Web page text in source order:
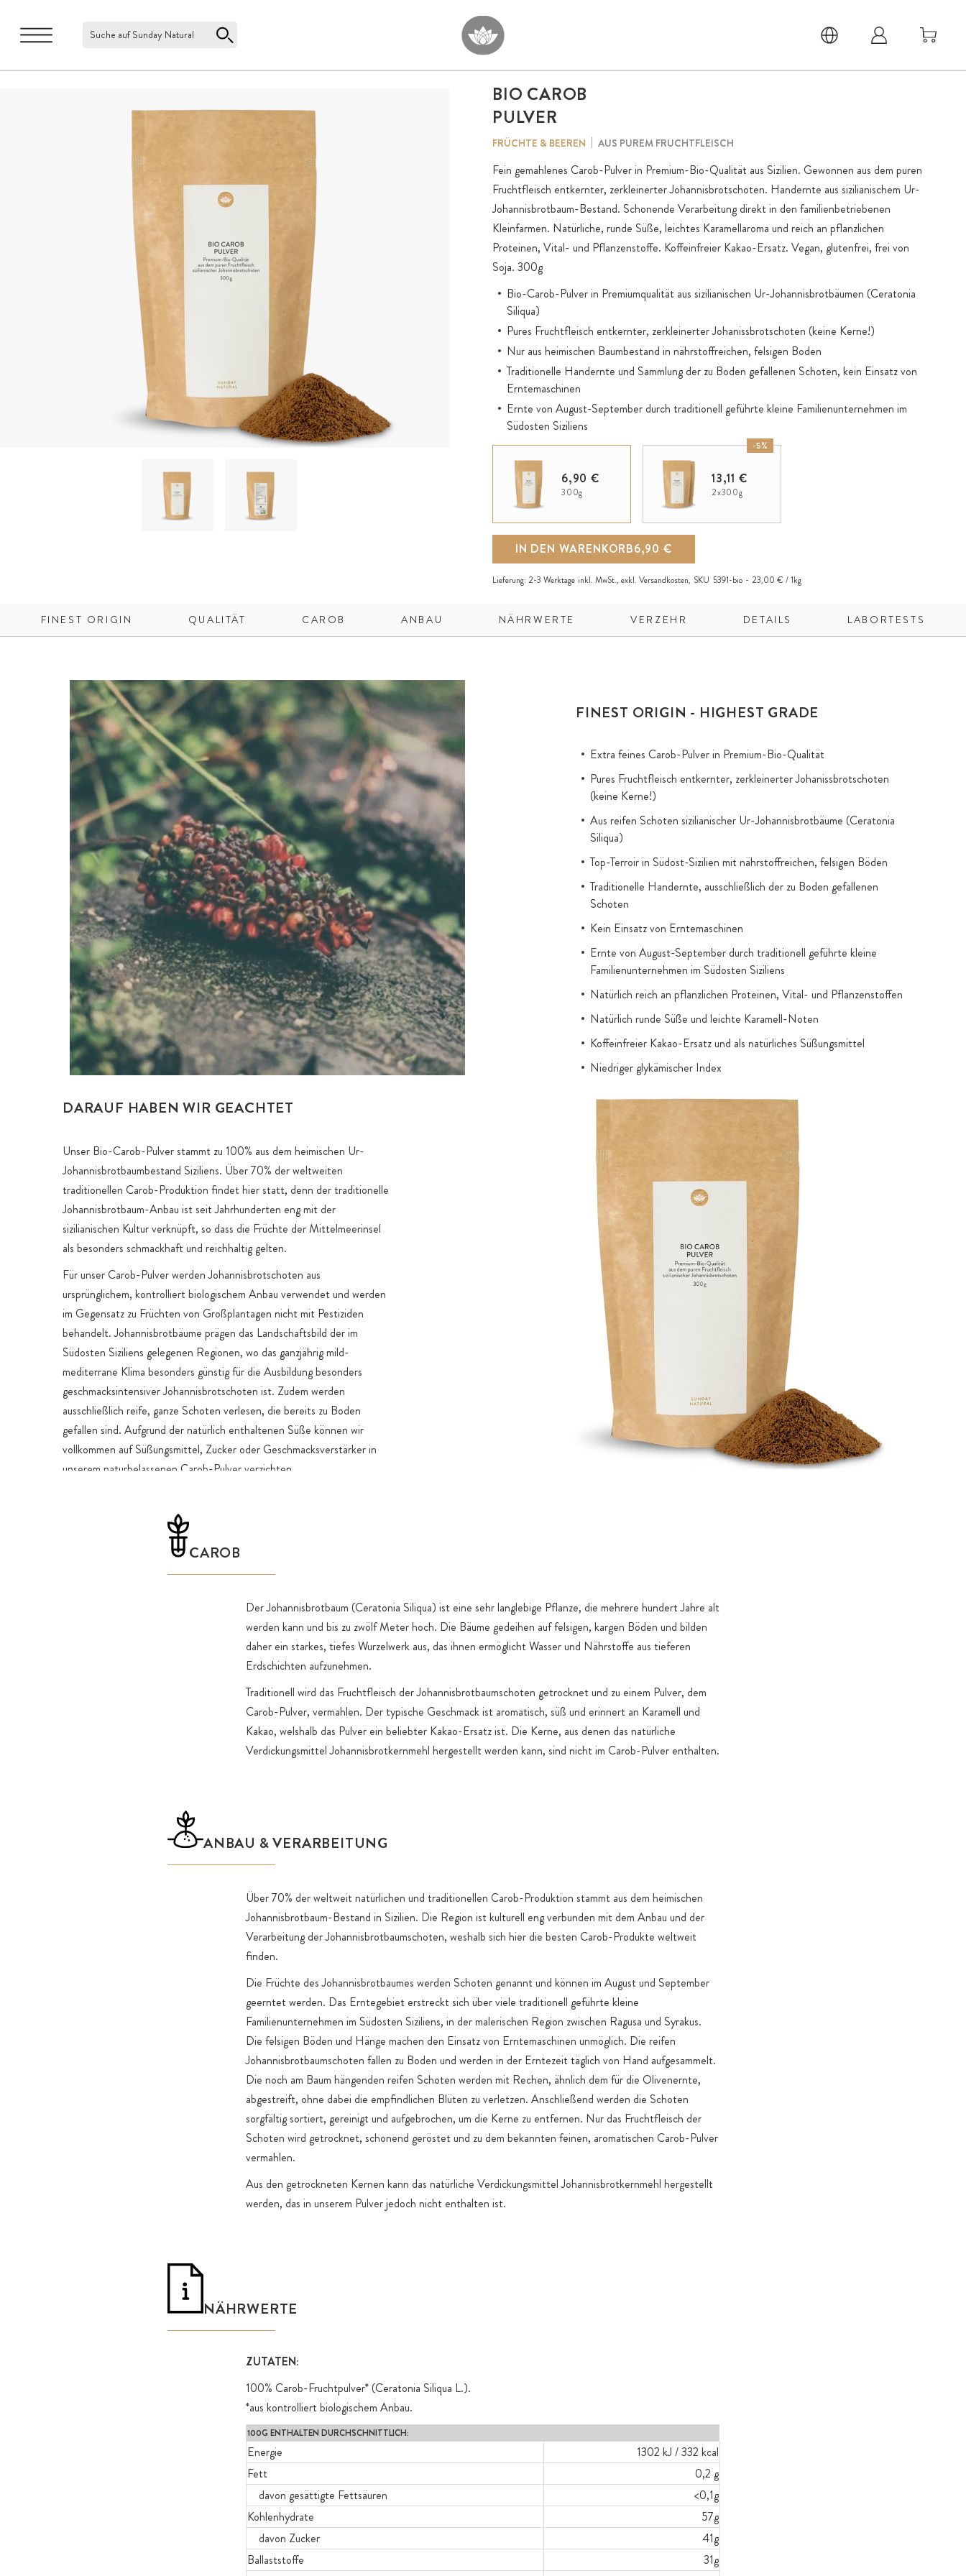
Suche auf Sunday Natural
BIO CAROB
PULVER
FRÜCHTE & BEEREN AUS PUREM FRUCHTFLEISCH
Fein gemahlenes Carob-Pulver in Premium-Bio-Qualität aus Sizilien. Gewonnen aus dem puren
Fruchtfleisch entkernter, zerkleinerter Johannisbrotschoten. Handernte aus sizilianischem Ur-
Johannisbrotbaum-Bestand. Schonende Verarbeitung direkt in den familienbetriebenen
Kleinfarmen. Natürliche, runde Süße, leichtes Karamellaroma und reich an pflanzlichen
Proteinen, Vital- und Pflanzenstoffe. Koffeinfreier Kakao-Ersatz. Vegan, glutenfrei, frei von
Soja. 300g
Bio-Carob-Pulver in Premiumqualität aus sizilianischen Ur-Johannisbrotbäumen (Ceratonia
Siliqua)
Pures Fruchtfleisch entkernter, zerkleinerter Johanissbrotschoten (keine Kerne!)
Nur aus heimischen Baumbestand in nährstoffreichen, felsigen Boden
Traditionelle Handernte und Sammlung der zu Boden gefallenen Schoten, kein Einsatz von
Erntemaschinen
Ernte von August-September durch traditionell geführte kleine Familienunternehmen im
Südosten Siziliens
Natürlich runde Süße und leichte Karamell-Noten
Koffeinfreier Kakao-Ersatz und als natürliches Süßungsmittel
Ideal zur Ergänzung der Paleo-Diät
Extra feines Pulver zum Einrühren in Getränke, Smoothies oder als Backzutat
6,90 €
300g
-5%
13,11 €
2x300g
IN DEN WARENKORB6,90 €
Lieferung: 2-3 Werktage inkl. MwSt., exkl. Versandkosten, SKU 5391-bio 23,00 € / 1kg
FINEST ORIGIN QUALITÄT CAROB ANBAU NÄHRWERTE VERZEHR DETAILS LABORTESTS
FINEST ORIGIN - HIGHEST GRADE
Extra feines Carob-Pulver in Premium-Bio-Qualität
Pures Fruchtfleisch entkernter, zerkleinerter Johanissbrotschoten
(keine Kerne!)
Aus reifen Schoten sizilianischer Ur-Johannisbrotbäume (Ceratonia
Siliqua)
Top-Terroir in Südost-Sizilien mit nährstoffreichen, felsigen Böden
Traditionelle Handernte, ausschließlich der zu Boden gefallenen
Schoten
Kein Einsatz von Erntemaschinen
Ernte von August-September durch traditionell geführte kleine
Familienunternehmen im Südosten Siziliens
Natürlich reich an pflanzlichen Proteinen, Vital- und Pflanzenstoffen
Natürlich runde Süße und leichte Karamell-Noten
Koffeinfreier Kakao-Ersatz und als natürliches Süßungsmittel
Niedriger glykämischer Index
DARAUF HABEN WIR GEACHTET
Unser Bio-Carob-Pulver stammt zu 100% aus dem heimischen Ur-
Johannisbrotbaumbestand Siziliens. Über 70% der weltweiten
traditionellen Carob-Produktion findet hier statt, denn der traditionelle
Johannisbrotbaum-Anbau ist seit Jahrhunderten eng mit der
sizilianischen Kultur verknüpft, so dass die Früchte der Mittelmeerinsel
als besonders schmackhaft und reichhaltig gelten.
Für unser Carob-Pulver werden Johannisbrotschoten aus
ursprünglichem, kontrolliert biologischem Anbau verwendet und werden
im Gegensatz zu Früchten von Großplantagen nicht mit Pestiziden
behandelt. Johannisbrotbäume prägen das Landschaftsbild der im
Südosten Siziliens gelegenen Regionen, wo das ganzjährig mild-
mediterrane Klima besonders günstig für die Ausbildung besonders
geschmacksintensiver Johannisbrotschoten ist. Zudem werden
ausschließlich reife, ganze Schoten verlesen, die bereits zu Boden
gefallen sind. Aufgrund der natürlich enthaltenen Süße können wir
vollkommen auf Süßungsmittel, Zucker oder Geschmacksverstärker in
unserem naturbelassenen Carob-Pulver verzichten.
Landstrich im Südosten der Insel, traditionell bewirtschaftet von kleinen
sizilianischen Familienunternehmen. Die reifen Johannisbrotschoten
werden von August bis September von Hand geerntet - in
Zusammenarbeit mit kleinen, familienbetriebenen Farmen. Auch die
Einsatz von Erntemaschinen unmöglich. Ausschließlich reife
Johannisbrotbaumschoten fallen zu Boden und werden in der Erntezeit
täglich von Hand aufgesammelt. Die noch am Baum hängenden reifen
Schoten werden mit Rechen, ähnlich dem für die Olivenernte,
abgestreift, ohne dabei die empfindlichen Blüten zu verletzen.
Anschließend werden die Schoten sorgfältig sortiert, gereinigt und
aufgebrochen, um die Kerne zu entfernen. Nur das Fruchtfleisch der
Schoten wird getrocknet, schonend geröstet und zu dem bekannten
Ohne jegliche Zuckerzusätze, Süßungsmittel oder
Geschmacksverstärker ist unser Carob Pulver von einem intensiven,
Wir verwenden einen besonders hochwertigen, luftdichten
Aromaschutz-Beutel mit Zipper. Durch die hochwertige Beschichtung
wird der Inhalt bestmöglich vor Feuchtigkeit, Oxidation und vor
CAROB
Der Johannisbrotbaum (Ceratonia Siliqua) ist eine sehr langlebige Pflanze, die mehrere hundert Jahre alt
werden kann und bis zu zwölf Meter hoch. Die Bäume gedeihen auf felsigen, kargen Böden und bilden
daher ein starkes, tiefes Wurzelwerk aus, das ihnen ermöglicht Wasser und Nährstoffe aus tieferen
Erdschichten aufzunehmen.
Traditionell wird das Fruchtfleisch der Johannisbrotbaumschoten getrocknet und zu einem Pulver, dem
Carob-Pulver, vermahlen. Der typische Geschmack ist aromatisch, süß und erinnert an Karamell und
Kakao, welshalb das Pulver ein beliebter Kakao-Ersatz ist. Die Kerne, aus denen das natürliche
Verdickungsmittel Johannisbrotkernmehl hergestellt werden kann, sind nicht im Carob-Pulver enthalten.
ANBAU & VERARBEITUNG
Über 70% der weltweit natürlichen und traditionellen Carob-Produktion stammt aus dem heimischen
Johannisbrotbaum-Bestand in Sizilien. Die Region ist kulturell eng verbunden mit dem Anbau und der
Verarbeitung der Johannisbrotbaumschoten, weshalb sich hier die besten Carob-Produkte weltweit
finden.
Die Früchte des Johannisbrotbaumes werden Schoten genannt und können im August und September
geerntet werden. Das Erntegebiet erstreckt sich über viele traditionell geführte kleine
Familienunternehmen im Südosten Siziliens, in der malerischen Region zwischen Ragusa und Syrakus.
Die felsigen Böden und Hänge machen den Einsatz von Erntemaschinen unmöglich. Die reifen
Johannisbrotbaumschoten fallen zu Boden und werden in der Erntezeit täglich von Hand aufgesammelt.
Die noch am Baum hängenden reifen Schoten werden mit Rechen, ähnlich dem für die Olivenernte,
abgestreift, ohne dabei die empfindlichen Blüten zu verletzen. Anschließend werden die Schoten
sorgfältig sortiert, gereinigt und aufgebrochen, um die Kerne zu entfernen. Nur das Fruchtfleisch der
Schoten wird getrocknet, schonend geröstet und zu dem bekannten feinen, aromatischen Carob-Pulver
vermahlen.
Aus den getrockneten Kernen kann das natürliche Verdickungsmittel Johannisbrotkernmehl hergestellt
werden, das in unserem Pulver jedoch nicht enthalten ist.
NÄHRWERTE
ZUTATEN:
100% Carob-Fruchtpulver* (Ceratonia Siliqua L.).
*aus kontrolliert biologischem Anbau.
100G ENTHALTEN DURCHSCHNITTLICH:
Energie
1302 kJ / 332 kcal
Fett
0,2 g
davon gesättigte Fettsäuren
<0,1g
Kohlenhydrate
57g
davon Zucker
41g
Ballaststoffe
31g